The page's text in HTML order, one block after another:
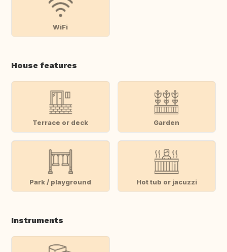
WiFi
House features
Terrace or deck Garden
Park / playground Hot tub or jacuzzi
Instruments